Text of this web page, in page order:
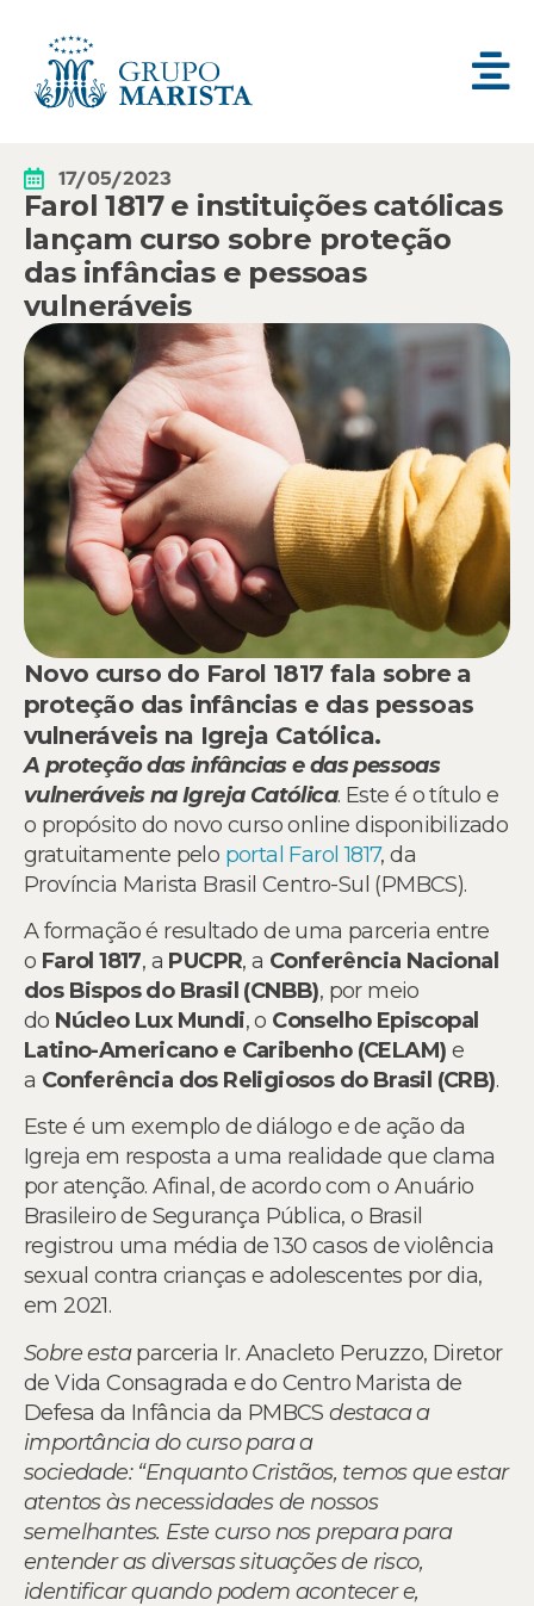
17/05/2023
Farol 1817 e instituições católicas
lançam curso sobre proteção
das infâncias e pessoas
vulneráveis
Novo curso do Farol 1817 fala sobre a
proteção das infâncias e das pessoas
vulneráveis na Igreja Católica.
A proteção das infâncias e das pessoas
vulneráveis na Igreja Católica. Este é o título e
o propósito do novo curso online disponibilizado
gratuitamente pelo portal Farol 1817, da
Província Marista Brasil Centro-Sul (PMBCS).
A formação é resultado de uma parceria entre
o Farol 1817, a PUCPR, a Conferência Nacional
dos Bispos do Brasil (CNBB), por meio
do Núcleo Lux Mundi, o Conselho Episcopal
Latino-Americano e Caribenho (CELAM) e
a Conferência dos Religiosos do Brasil (CRB).
Este é um exemplo de diálogo e de ação da
Igreja em resposta a uma realidade que clama
por atenção. Afinal, de acordo com o Anuário
Brasileiro de Segurança Pública, o Brasil
registrou uma média de 130 casos de violência
sexual contra crianças e adolescentes por dia,
em 2021.
Sobre estaparceria Ir. Anacleto Peruzzo, Diretor
de Vida Consagrada e do Centro Marista de
Defesa da Infância da PMBCS destaca a
importância do curso para a
sociedade: “Enquanto Cristãos, temos que estar
atentos às necessidades de nossos
semelhantes. Este curso nos prepara para
entender as diversas situações de risco,
identificar quando podem acontecer e,